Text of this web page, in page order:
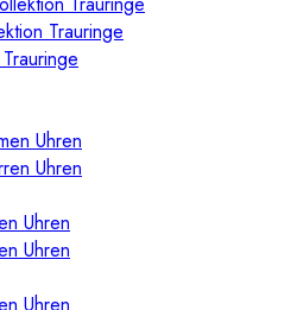
Trauringe
Uhren
Uhren
Uhren
Uhren